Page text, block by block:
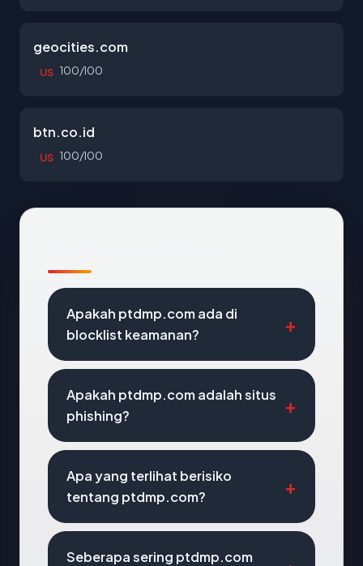
geocities.com
US 100/100
btn.co.id
US 100/100
Apakah ptdmp.com ada di
blocklist keamanan?
Apakah ptdmp.com adalah situs
phishing?
Apa yang terlihat berisiko
tentang ptdmp.com?
Seberapa sering ptdmp.com